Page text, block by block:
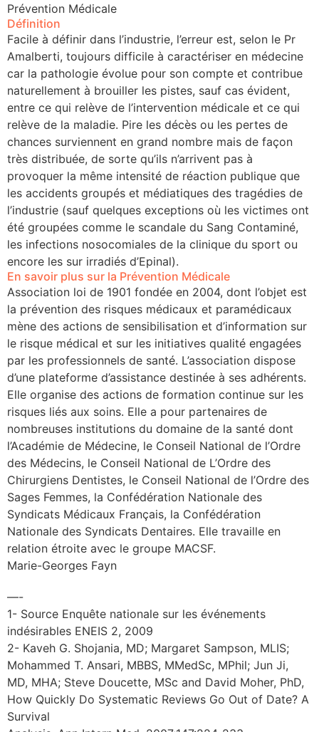
Prévention Médicale
Définition
Facile à définir dans l’industrie, l’erreur est, selon le Pr
Amalberti, toujours difficile à caractériser en médecine
car la pathologie évolue pour son compte et contribue
naturellement à brouiller les pistes, sauf cas évident,
entre ce qui relève de l’intervention médicale et ce qui
relève de la maladie. Pire les décès ou les pertes de
chances surviennent en grand nombre mais de façon
très distribuée, de sorte qu’ils n’arrivent pas à
provoquer la même intensité de réaction publique que
les accidents groupés et médiatiques des tragédies de
l’industrie (sauf quelques exceptions où les victimes ont
été groupées comme le scandale du Sang Contaminé,
les infections nosocomiales de la clinique du sport ou
encore les sur irradiés d’Epinal).
En savoir plus sur la Prévention Médicale
Association loi de 1901 fondée en 2004, dont l’objet est
la prévention des risques médicaux et paramédicaux
mène des actions de sensibilisation et d’information sur
le risque médical et sur les initiatives qualité engagées
par les professionnels de santé. L’association dispose
d’une plateforme d’assistance destinée à ses adhérents.
Elle organise des actions de formation continue sur les
risques liés aux soins. Elle a pour partenaires de
nombreuses institutions du domaine de la santé dont
l’Académie de Médecine, le Conseil National de l’Ordre
des Médecins, le Conseil National de L’Ordre des
Chirurgiens Dentistes, le Conseil National de l’Ordre des
Sages Femmes, la Confédération Nationale des
Syndicats Médicaux Français, la Confédération
Nationale des Syndicats Dentaires. Elle travaille en
relation étroite avec le groupe MACSF.
Marie-Georges Fayn
—-
1- Source Enquête nationale sur les événements
indésirables ENEIS 2, 2009
2- Kaveh G. Shojania, MD; Margaret Sampson, MLIS;
Mohammed T. Ansari, MBBS, MMedSc, MPhil; Jun Ji,
MD, MHA; Steve Doucette, MSc and David Moher, PhD,
How Quickly Do Systematic Reviews Go Out of Date? A
Survival